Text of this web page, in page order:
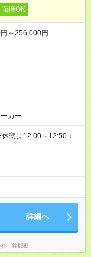
接OK
～256,000円
カー
憩は12:00～12:50＋
詳細へ
社 首都圏